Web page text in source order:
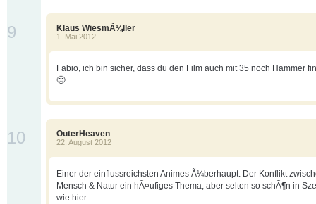
Klaus WiesmÃ¼ller
1. Mai 2012
9
Fabio, ich bin sicher, dass du den Film auch mit 35 noch Hammer
🙂
OuterHeaven
22. August 2012
10
Einer der einflussreichsten Animes Ã¼berhaupt. Der Konflikt
Mensch & Natur ein hÃ¤ufiges Thema, aber selten so schÃ¶n in
wie hier.